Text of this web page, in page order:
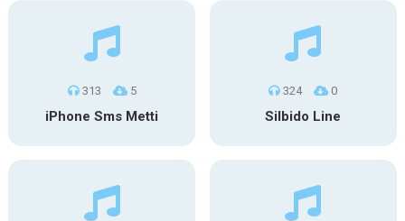
313 5
iPhone Sms Metti
324 0
Silbido Line